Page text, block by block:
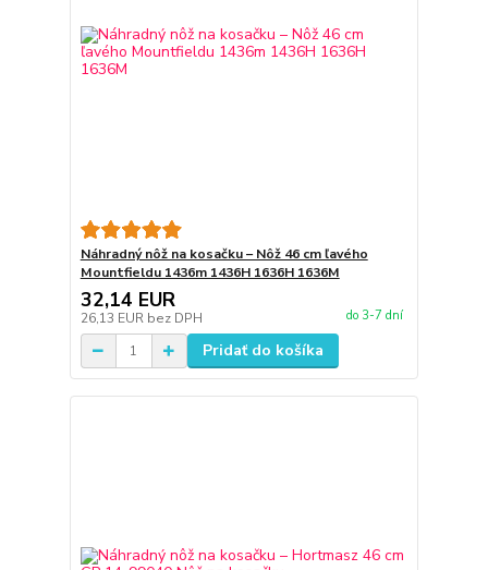
Náhradný nôž na kosačku – Nôž 46 cm ľavého
Mountfieldu 1436m 1436H 1636H 1636M
32,14 EUR
26,13 EUR bez DPH do 3-7 dní
Pridať do košíka